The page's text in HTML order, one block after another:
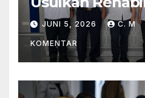
Dan
Kereta Api Di
JUNI 5, 2026 C. M
KOMENTAR